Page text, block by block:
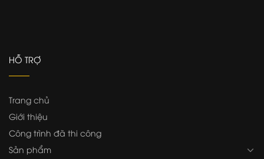
HỖ TRỢ
Trang chủ
Giới thiệu
Công trình đã thi công
Sản phẩm